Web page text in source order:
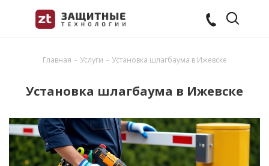
Главная - Услуги - Установка шлагбаума в Ижевске
Установка шлагбаума в Ижевске